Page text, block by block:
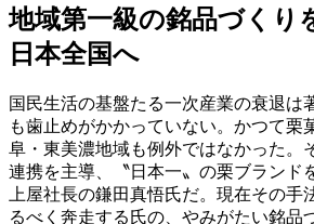
地域第一級の銘品づくり
日本全国へ
国民生活の基盤たる一次産業の衰退は
も歯止めがかかっていない。かつて栗
阜・東美濃地域も例外ではなかった。
連携を主導、〝日本一〟の栗ブランド
上屋社長の鎌田真悟氏だ。現在その手
るべく奔走する氏の、やみがたい銘品